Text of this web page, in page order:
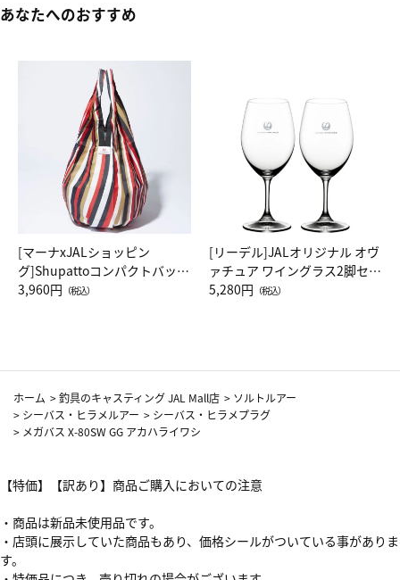
あなたへのおすすめ
[マーナxJALショッピン
グ]Shupattoコンパクトバッグ
Drop JAL客室乗務員（LC）ス
3,960円 （税込）
[リーデル]JALオリジナル オヴ
ァチュア ワイングラス2脚セッ
ト（レッドワイン）
5,280円 （税込）
ホーム >釣具のキャスティング JAL Mall店 > ソルトルアー
> シーバス・ヒラメルアー > シーバス・ヒラメプラグ
> メガバス X-80SW GG アカハライワシ
【特価】【訳あり】商品ご購入においての注意
・商品は新品未使用品です。
・店頭に展示していた商品もあり、価格シールがついている事がありま
す。